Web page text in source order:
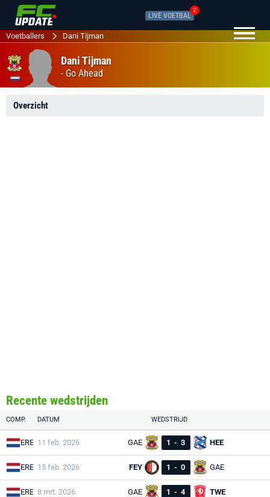
LIVE VOETBAL
2
Voetballers Dani Tijman
Dani Tijman
- Go Ahead
Overzicht
Recente wedstrijden
COMP. DATUM WEDSTRIJD
ERE 11 feb. 2026 GAE 1 - 3 HEE
ERE 15 feb. 2026 FEY 1 - 0 GAE
ERE 8 mrt. 2026 GAE 1 - 4 TWE